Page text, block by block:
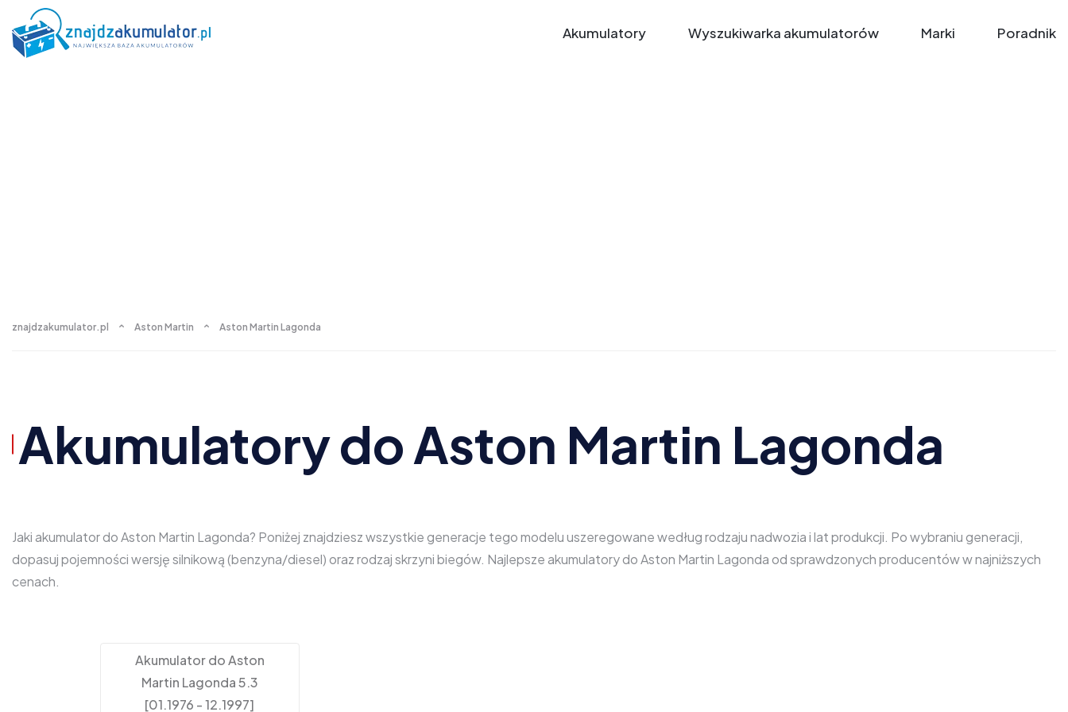
Akumulatory Wyszukiwarka akumulatorów Marki Poradnik
znajdzakumulator.pl Aston Martin Aston Martin Lagonda
Akumulatory do Aston Martin Lagonda
Jaki akumulator do Aston Martin Lagonda? Poniżej znajdziesz wszystkie generacje tego modelu uszeregowane według rodzaju nadwozia i lat produkcji. Po wybraniu generacji,
dopasuj pojemności wersję silnikową (benzyna/diesel) oraz rodzaj skrzyni biegów. Najlepsze akumulatory do Aston Martin Lagonda od sprawdzonych producentów w najniższych
cenach.
Akumulator do Aston
Martin Lagonda 5.3
[01.1976 - 12.1997]